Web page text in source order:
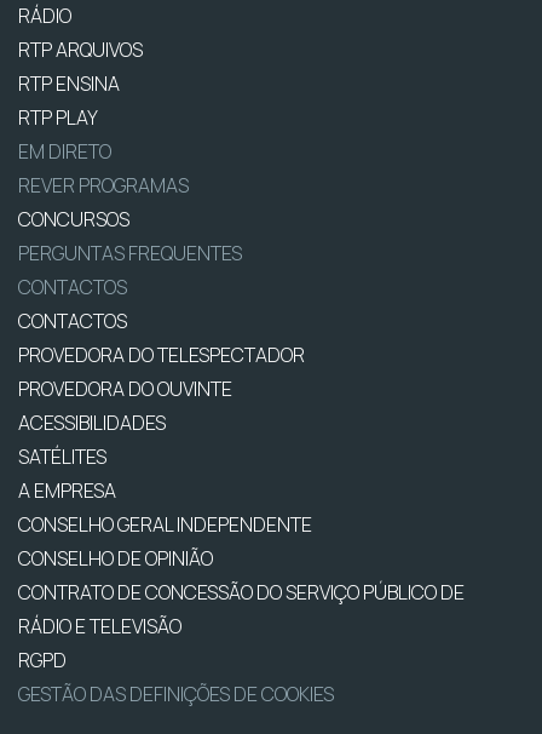
RÁDIO
RTP ARQUIVOS
RTP ENSINA
RTP PLAY
EM DIRETO
REVER PROGRAMAS
CONCURSOS
PERGUNTAS FREQUENTES
CONTACTOS
CONTACTOS
PROVEDORA DO TELESPECTADOR
PROVEDORA DO OUVINTE
ACESSIBILIDADES
SATÉLITES
A EMPRESA
CONSELHO GERAL INDEPENDENTE
CONSELHO DE OPINIÃO
CONTRATO DE CONCESSÃO DO SERVIÇO PÚBLICO DE
RÁDIO E TELEVISÃO
RGPD
GESTÃO DAS DEFINIÇÕES DE COOKIES